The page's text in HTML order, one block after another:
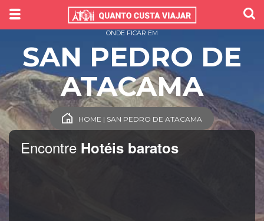
Encontre Hotéis baratos
ONDE FICAR EM
SAN PEDRO DE
ATACAMA
HOME | SAN PEDRO DE ATACAMA